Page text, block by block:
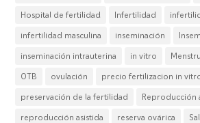
Hospital de fertilidad
Infertilidad
infertilidad masculina
inseminación
inseminación intrauterina
in vitro
OTB
ovulación
precio fertilizacion in
preservación de la fertilidad
Reproducción
reproducción asistida
reserva ovárica